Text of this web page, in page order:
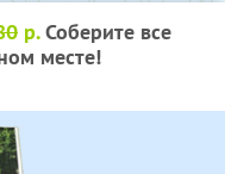
р.Соберите все
месте!